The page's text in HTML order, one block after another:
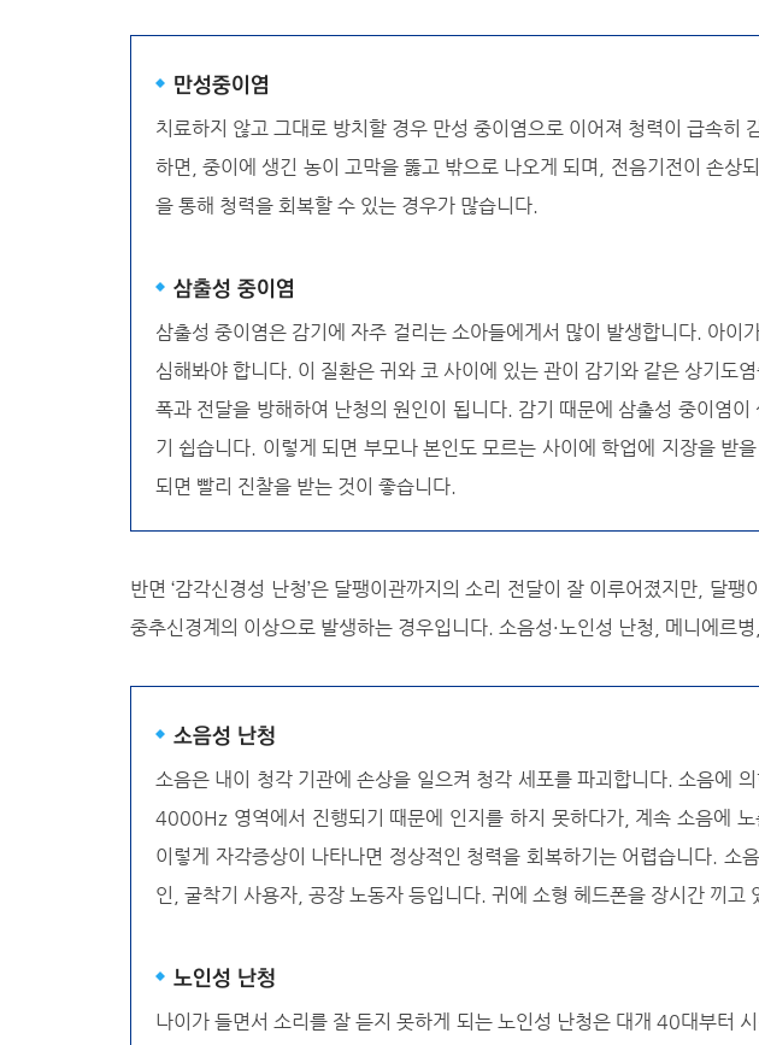
만성중이염
치료하지 않고 그대로 방치할 경우 만성 중이염으로 이어져 청력이 급속히
하면, 중이에 생긴 농이 고막을 뚫고 밖으로 나오게 되며, 전음기전이 손
을 통해 청력을 회복할 수 있는 경우가 많습니다.
삼출성 중이염
삼출성 중이염은 감기에 자주 걸리는 소아들에게서 많이 발생합니다. 아
심해봐야 합니다. 이 질환은 귀와 코 사이에 있는 관이 감기와 같은 상기도
폭과 전달을 방해하여 난청의 원인이 됩니다. 감기 때문에 삼출성 중이염
기 쉽습니다. 이렇게 되면 부모나 본인도 모르는 사이에 학업에 지장을 받
되면 빨리 진찰을 받는 것이 좋습니다.
반면 ‘감각신경성 난청’은 달팽이관까지의 소리 전달이 잘 이루어졌지만, 달
중추신경계의 이상으로 발생하는 경우입니다. 소음성·노인성 난청, 메니에르
소음성 난청
소음은 내이 청각 기관에 손상을 일으켜 청각 세포를 파괴합니다. 소음에
4000Hz 영역에서 진행되기 때문에 인지를 하지 못하다가, 계속 소음에
이렇게 자각증상이 나타나면 정상적인 청력을 회복하기는 어렵습니다.
인, 굴착기 사용자, 공장 노동자 등입니다. 귀에 소형 헤드폰을 장시간 끼
노인성 난청
나이가 들면서 소리를 잘 듣지 못하게 되는 노인성 난청은 대개 40대부터